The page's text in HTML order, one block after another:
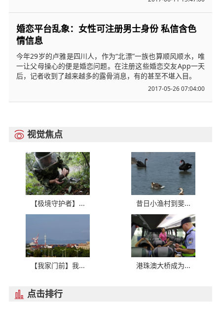
婚恋平台乱象：女性可注册男士身份 私信含色
情信息
今年29岁的卢雅是四川人，作为“北漂”一族也算顺风顺水，唯
一让父母操心的便是婚恋问题。在注册这些婚恋交友App一天
后，记者收到了越来越多的露骨消息，有的甚至不堪入目。
2017-05-26 07:04:00
 视觉焦点
【极境守护者】... 昔日小渔村到斐...
【我家门前】我... 港珠澳大桥成为...
 点击排行